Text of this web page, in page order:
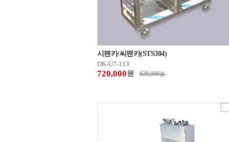
시팬카/씨팬카(STS304)
DK-U7-113
720,000원 828,000원